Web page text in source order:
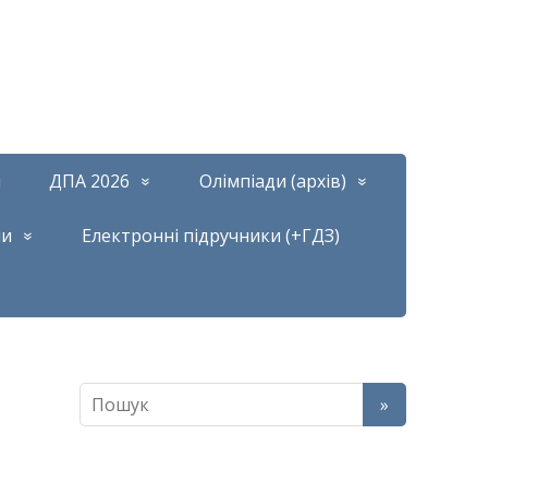
ДПА 2026 Олімпіади (архів)
Електронні підручники (+ГДЗ)